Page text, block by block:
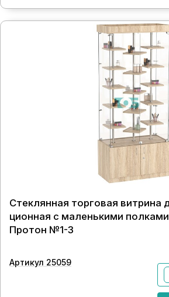
Стеклянная торговая витрина
ционная с маленькими
Протон №1-3
Артикул 25059